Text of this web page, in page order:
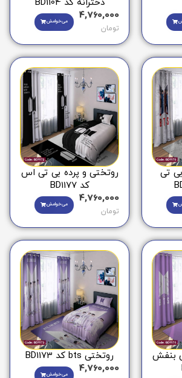
دخترانه کد BD1104
4,760,000
تومان
می‌خوامش
تی
روتختی و پرده بی تی اس
کد BD1177
4,760,000
تومان
می‌خوامش
بنفش
روتختی bts کد BD1173
4,760,000 می‌خوامش